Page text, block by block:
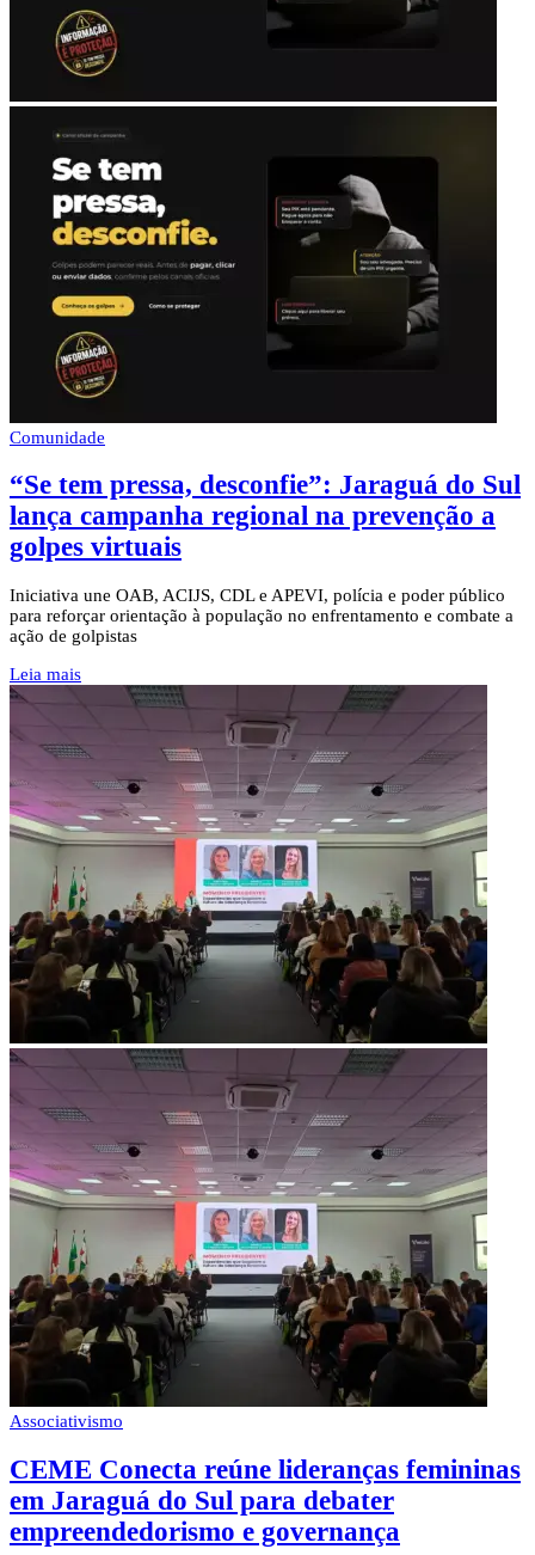
Comunidade
“Se tem pressa, desconfie”: Jaraguá do Sul
lança campanha regional na prevenção a
golpes virtuais
Iniciativa une OAB, ACIJS, CDL e APEVI, polícia e poder público
para reforçar orientação à população no enfrentamento e combate a
ação de golpistas
Leia mais
Associativismo
CEME Conecta reúne lideranças femininas
em Jaraguá do Sul para debater
empreendedorismo e governança